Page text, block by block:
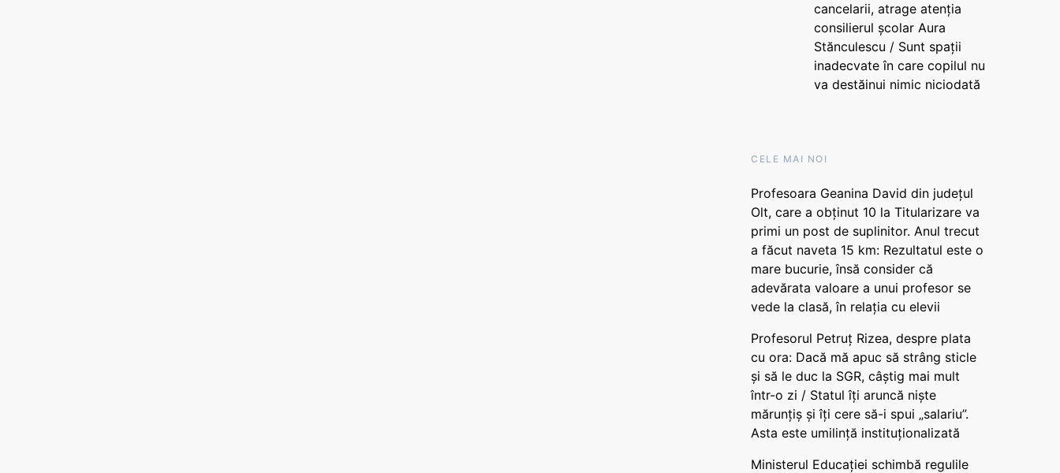
cancelarii, atrage atenția
consilierul școlar Aura
Stănculescu / Sunt spații
inadecvate în care copilul nu
va destăinui nimic niciodată
CELE MAI NOI
Profesoara Geanina David din județul
Olt, care a obținut 10 la Titularizare va
primi un post de suplinitor. Anul trecut
a făcut naveta 15 km: Rezultatul este o
mare bucurie, însă consider că
adevărata valoare a unui profesor se
vede la clasă, în relația cu elevii
Profesorul Petruț Rizea, despre plata
cu ora: Dacă mă apuc să strâng sticle
și să le duc la SGR, câștig mai mult
într-o zi / Statul îți aruncă niște
mărunțiș și îți cere să-i spui „salariu”.
Asta este umilință instituționalizată
Ministerul Educației schimbă regulile